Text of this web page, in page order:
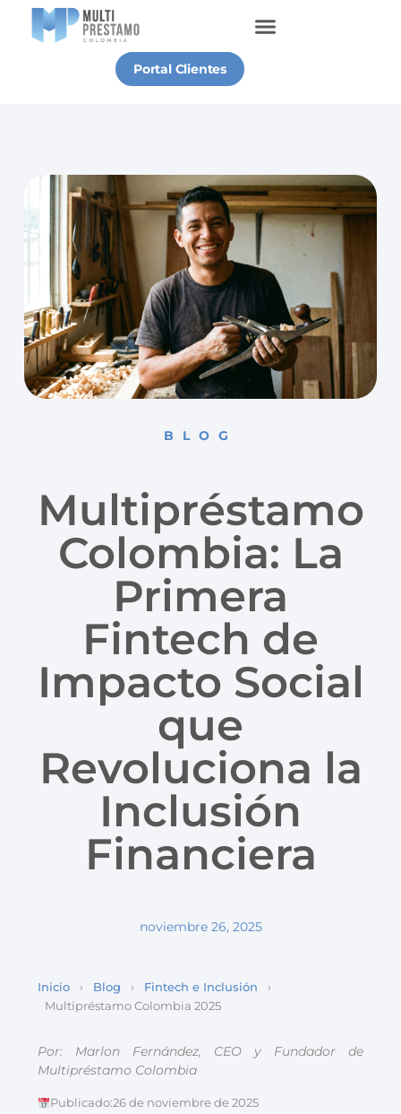
Portal Clientes
BLOG
Multipréstamo
Colombia: La
Primera
Fintech de
Impacto Social
que
Revoluciona la
Inclusión
Financiera
noviembre 26, 2025
Inicio › Blog › Fintech e Inclusión
›
Multipréstamo Colombia 2025
Por: Marlon Fernández, CEO y Fundador de
Multipréstamo Colombia
Publicado:26 de noviembre de 2025